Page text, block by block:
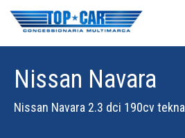
Nissan Navara
Nissan Navara 2.3 dci 190cv tekna